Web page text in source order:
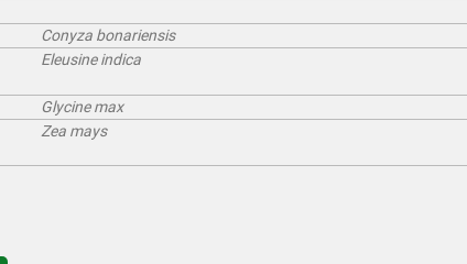
Conyza bonariensis
Eleusine indica
Glycine max
Zea mays